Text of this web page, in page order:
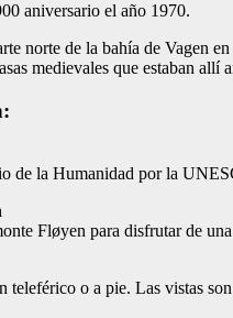
aniversario el año 1970.
norte de la bahía de Vagen
medievales que estaban allí
de la Humanidad por la
Fløyen para disfrutar de
teleférico o a pie. Las vistas